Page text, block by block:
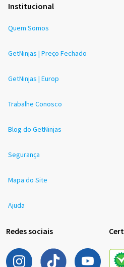
Institucional
Quem Somos
GetNinjas | Preço Fechado
GetNinjas | Europ
Trabalhe Conosco
Blog do GetNinjas
Segurança
Mapa do Site
Ajuda
Redes sociais